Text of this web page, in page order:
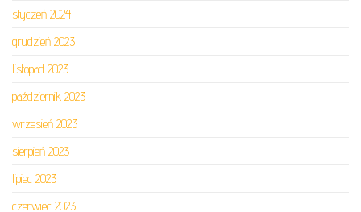
styczeń 2024
grudzień 2023
listopad 2023
październik 2023
wrzesień 2023
sierpień 2023
lipiec 2023
czerwiec 2023